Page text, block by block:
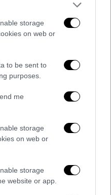
storage
on web or
to be sent to
purposes.
me
storage
on web or
storage
website or app.
δίκτυο CNN
03) ότι η CIA
δυνάμεις για
εξέγερση
, στελέχη της
Ιράκ και του
να
αντιτίθενται
, ο ιδεολογικός
σήμερα ότι